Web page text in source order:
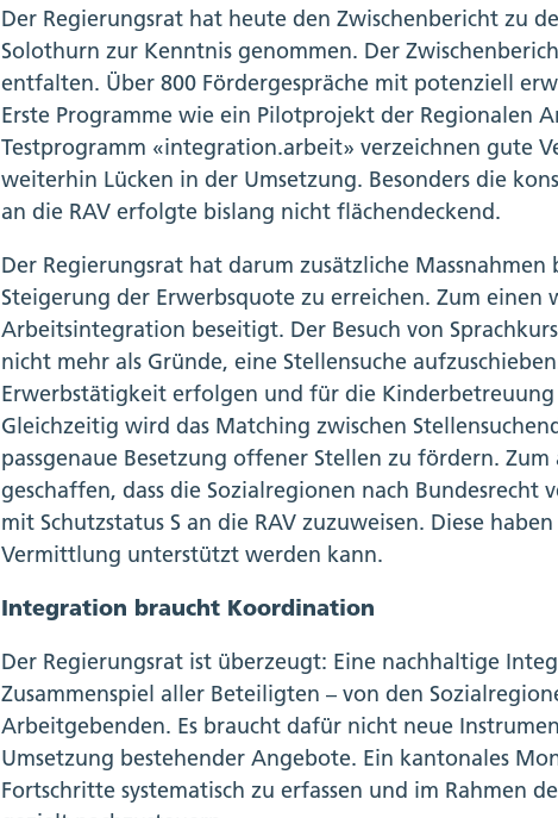
Der Regierungsrat hat heute den Zwischenbericht zu
Solothurn zur Kenntnis genommen. Der
entfalten. Über 800 Fördergespräche mit potenziell
Erste Programme wie ein Pilotprojekt der Regionalen
Testprogramm «integration.arbeit» verzeichnen gute
weiterhin Lücken in der Umsetzung. Besonders die
an die RAV erfolgte bislang nicht flächendeckend.
Der Regierungsrat hat darum zusätzliche Massnahmen
Steigerung der Erwerbsquote zu erreichen. Zum
Arbeitsintegration beseitigt. Der Besuch von
nicht mehr als Gründe, eine Stellensuche
Erwerbstätigkeit erfolgen und für die
Gleichzeitig wird das Matching zwischen
passgenaue Besetzung offener Stellen zu fördern.
geschaffen, dass die Sozialregionen nach
mit Schutzstatus S an die RAV zuzuweisen. Diese
Vermittlung unterstützt werden kann.
Integration braucht Koordination
Der Regierungsrat ist überzeugt: Eine nachhaltige
Zusammenspiel aller Beteiligten – von den
Arbeitgebenden. Es braucht dafür nicht neue
Umsetzung bestehender Angebote. Ein kantonales
Fortschritte systematisch zu erfassen und im Rahmen